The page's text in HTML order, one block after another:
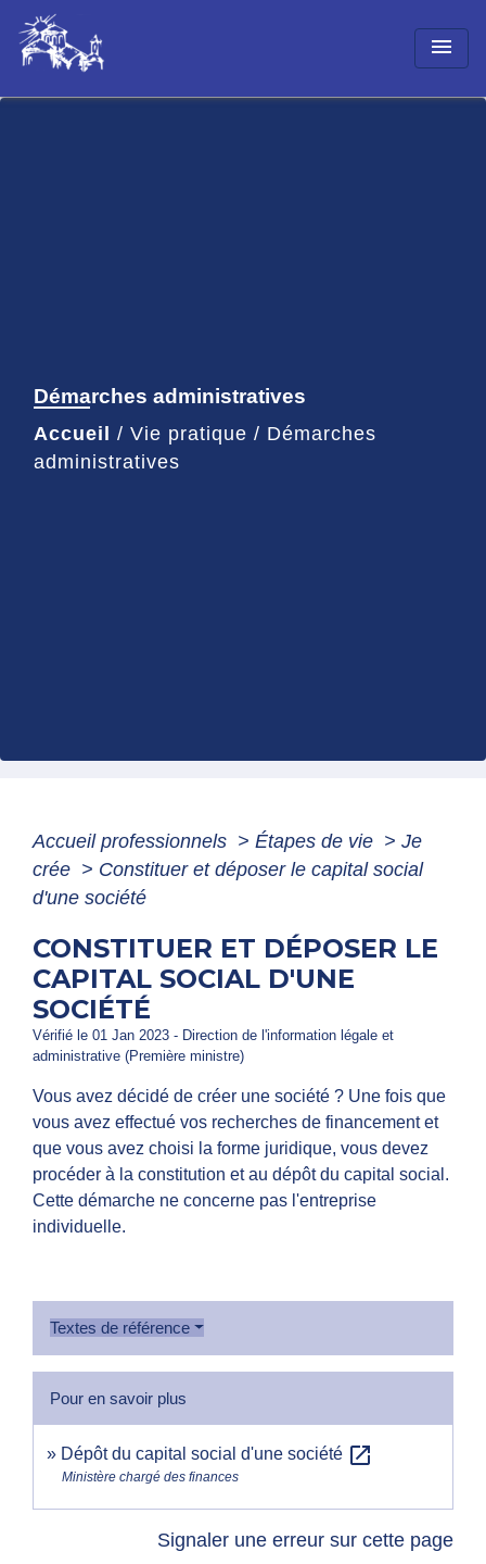
menu
Démarches administratives
Accueil / Vie pratique / Démarches
administratives
Accueil professionnels > Étapes de vie > Je
crée > Constituer et déposer le capital social
d'une société
CONSTITUER ET DÉPOSER LE
CAPITAL SOCIAL D'UNE
SOCIÉTÉ
Vérifié le 01 Jan 2023 - Direction de l'information légale et
administrative (Première ministre)
Vous avez décidé de créer une société ? Une fois que
vous avez effectué vos recherches de financement et
que vous avez choisi la forme juridique, vous devez
procéder à la constitution et au dépôt du capital social.
Cette démarche ne concerne pas l'entreprise
individuelle.
Textes de référence
Pour en savoir plus
Dépôt du capital social d'une société open_in_new
Ministère chargé des finances
Signaler une erreur sur cette page